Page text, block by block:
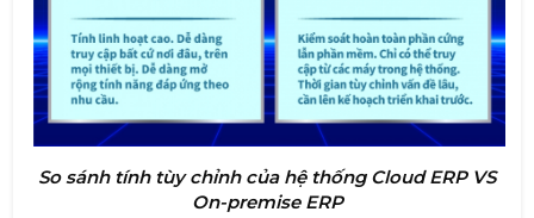
So sánh tính tùy chỉnh của hệ thống Cloud ERP VS
On-premise ERP